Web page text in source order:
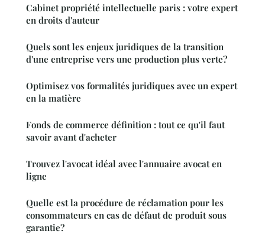
Cabinet propriété intellectuelle paris : votre expert
en droits d'auteur
Quels sont les enjeux juridiques de la transition
d'une entreprise vers une production plus verte?
Optimisez vos formalités juridiques avec un expert
en la matière
Fonds de commerce définition : tout ce qu'il faut
savoir avant d'acheter
Trouvez l'avocat idéal avec l'annuaire avocat en
ligne
Quelle est la procédure de réclamation pour les
consommateurs en cas de défaut de produit sous
garantie?